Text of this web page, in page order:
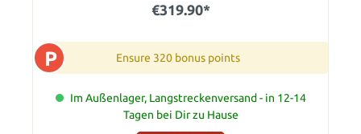
€319.90*
P Ensure 320 bonus points
Im Außenlager, Langstreckenversand - in 12-14
Tagen bei Dir zu Hause